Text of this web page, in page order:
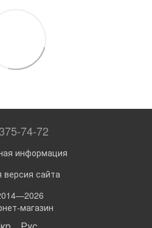
74-72
информация
версия сайта
магазин